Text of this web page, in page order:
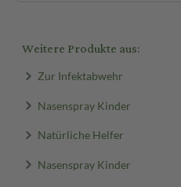
Weitere Produkte aus:
Zur Infektabwehr
Nasenspray Kinder
Natürliche Helfer
Nasenspray Kinder